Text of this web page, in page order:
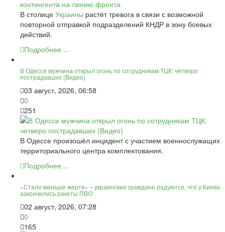
В столице Украины растёт тревога в связи с возможной
повторной отправкой подразделений КНДР в зону боевых
действий.
Подробнее ...
В Одессе мужчина открыл огонь по сотрудникам ТЦК: четверо
пострадавших (Видео)
03 август, 2026, 06:58
0
251
В Одессе произошёл инцидент с участием военнослужащих
территориального центра комплектования.
Подробнее ...
«Стало меньше жертв» – украинские граждане радуются, что у Киева
закончились ракеты ПВО
02 август, 2026, 07:28
0
165